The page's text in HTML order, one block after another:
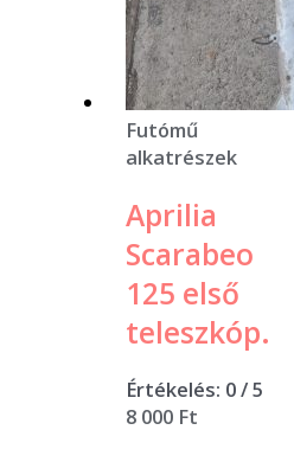
Futómű
alkatrészek
Aprilia
Scarabeo
125 első
teleszkóp.
Értékelés: 0/ 5
8 000 Ft